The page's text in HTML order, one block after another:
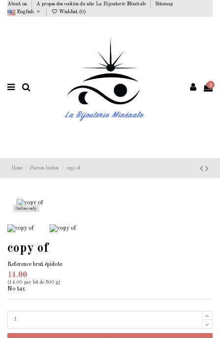
About us A propos des cookies du site La Bijouterie Minérale
Sitemap
English
Wishlist (0 )
0
Home Pierres brutes copy of
Online only
copy of
Reference brut épidote
14.00
(14.00 par lot de 500 g)
No tax